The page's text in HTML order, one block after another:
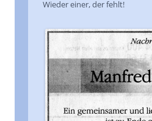
Wieder einer, der fehlt!